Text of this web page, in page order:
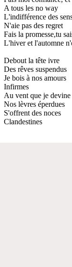
A tous les no way
L'indifférence des
N'aie pas des regret
Fais la promesse,tu
L'hiver et l'automne
Debout la tête ivre
Des rêves suspendus
Je bois à nos amours
Infirmes
Au vent que je devine
Nos lèvres éperdues
S'offrent des noces
Clandestines